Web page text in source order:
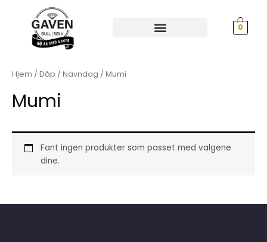
innholdet
0
Hjem / Dåp / Navndag / Mumi
Mumi
Fant ingen produkter som passet med valgene
dine.